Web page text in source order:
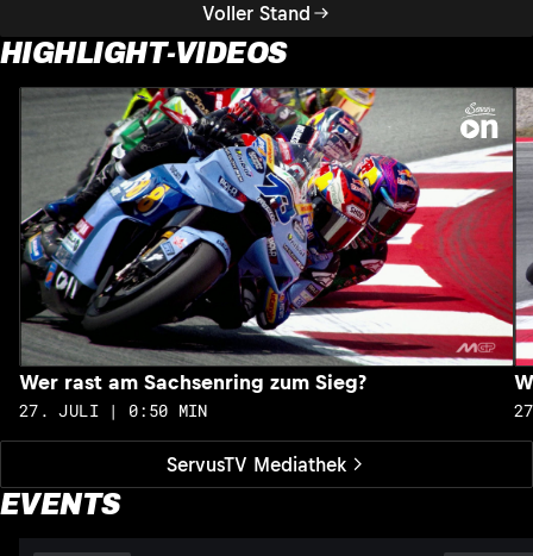
Voller Stand
HIGHLIGHT-VIDEOS
ServusTV Mediathek
Wer rast am Sachsenring zum Sieg?
27. JULI | 0:50 MIN
EVENTS